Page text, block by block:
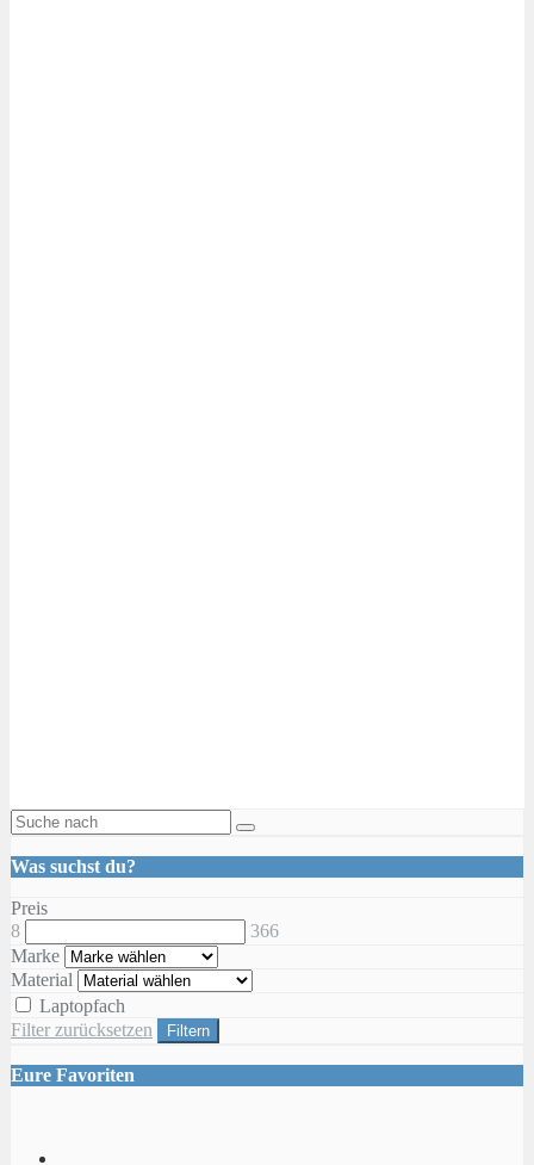
Was suchst du?
Preis
8
366
Marke
Material
Laptopfach
Filter zurücksetzen
Filtern
Eure Favoriten